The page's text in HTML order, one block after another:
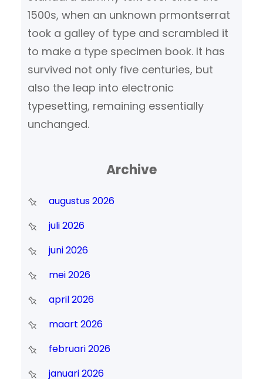
1500s, when an unknown prmontserrat
took a galley of type and scrambled it
to make a type specimen book. It has
survived not only five centuries, but
also the leap into electronic
typesetting, remaining essentially
unchanged.
Archive
augustus 2026
juli 2026
juni 2026
mei 2026
april 2026
maart 2026
februari 2026
januari 2026